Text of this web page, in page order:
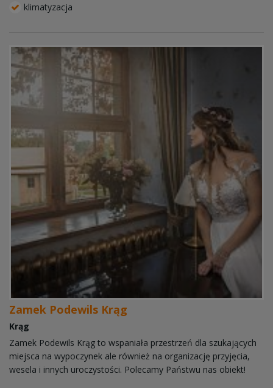
klimatyzacja
Zamek Podewils Krąg
Krąg
Zamek Podewils Krąg to wspaniała przestrzeń dla szukających
miejsca na wypoczynek ale również na organizację przyjęcia,
wesela i innych uroczystości. Polecamy Państwu nas obiekt!